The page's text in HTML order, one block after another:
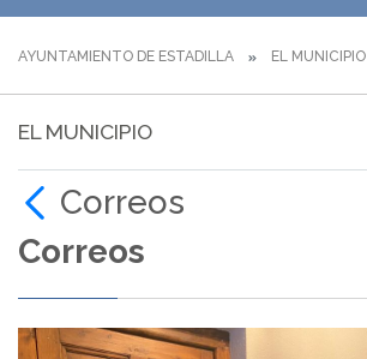
AYUNTAMIENTO DE ESTADILLA EL MUNICIPIO
EL MUNICIPIO
Correos
Correos